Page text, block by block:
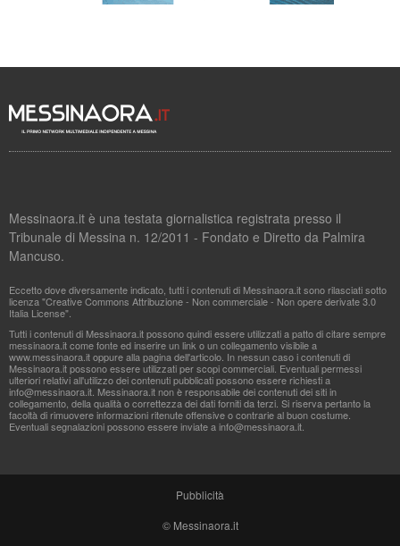
Messinaora.it è una testata giornalistica registrata presso il
Tribunale di Messina n. 12/2011 - Fondato e Diretto da Palmira
Mancuso.
Eccetto dove diversamente indicato, tutti i contenuti di Messinaora.it sono rilasciati sotto
licenza "Creative Commons Attribuzione - Non commerciale - Non opere derivate 3.0
Italia License".
Tutti i contenuti di Messinaora.it possono quindi essere utilizzati a patto di citare sempre
messinaora.it come fonte ed inserire un link o un collegamento visibile a
www.messinaora.it oppure alla pagina dell'articolo. In nessun caso i contenuti di
Messinaora.it possono essere utilizzati per scopi commerciali. Eventuali permessi
ulteriori relativi all'utilizzo dei contenuti pubblicati possono essere richiesti a
info@messinaora.it . Messinaora.it non è responsabile dei contenuti dei siti in
collegamento, della qualità o correttezza dei dati forniti da terzi. Si riserva pertanto la
facoltà di rimuovere informazioni ritenute offensive o contrarie al buon costume.
Eventuali segnalazioni possono essere inviate ainfo@messinaora.it
Pubblicità
© Messinaora.it